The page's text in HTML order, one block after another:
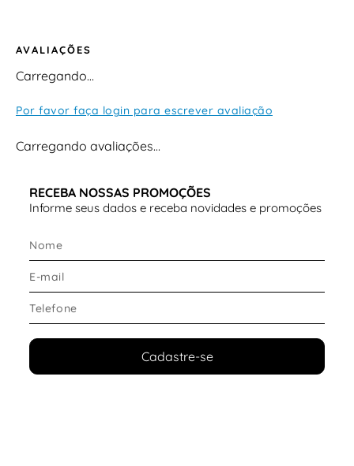
AVALIAÇÕES
Carregando…
Por favor faça login para escrever avaliação
Carregando avaliações…
RECEBA NOSSAS PROMOÇÕES
Informe seus dados e receba novidades e promoções
Cadastre-se